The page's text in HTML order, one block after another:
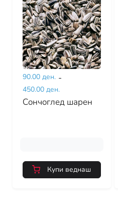
90.00 ден. -
450.00 ден.
Сончоглед шарен
Купи веднаш